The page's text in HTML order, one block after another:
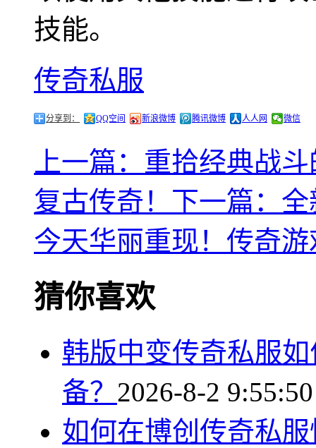
技能。
传奇私服
分享到： QQ空间 新浪微博 腾讯微博 人人网 微信
上一篇：重拾经典战
复古传奇！ 下一篇：
今天华丽重现！传奇游
猜你喜欢
韩版中变传奇私服
备？ 2026-8-2 9:55:50
如何在博创传奇私